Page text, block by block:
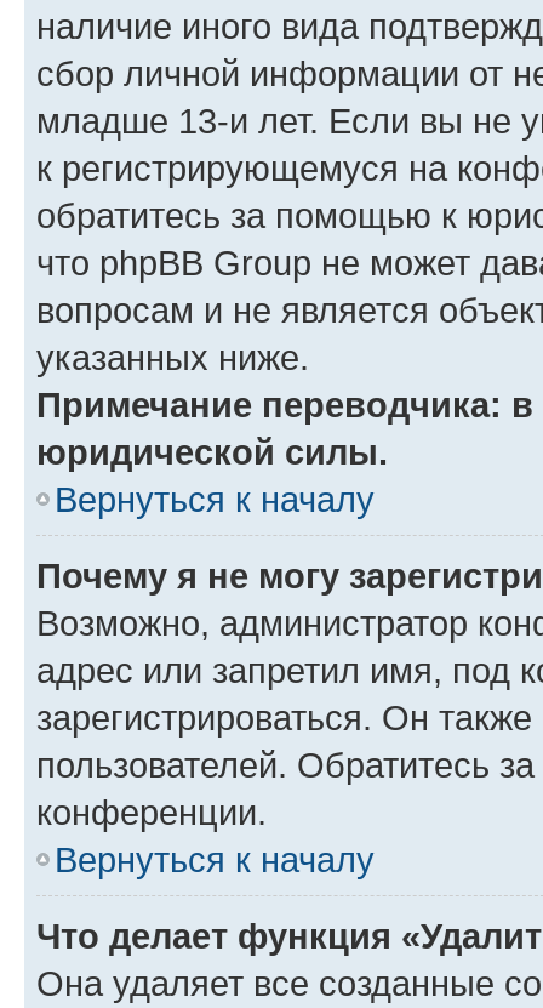
наличие иного вида
сбор личной информации от
младше 13-и лет. Если вы не
к регистрирующемуся на
обратитесь за помощью к
что phpBB Group не может
вопросам и не является
указанных ниже.
Примечание переводчика:
юридической силы.
Вернуться к началу
Почему я не могу
Возможно, администратор
адрес или запретил имя, под
зарегистрироваться. Он
пользователей. Обратитесь
конференции.
Вернуться к началу
Что делает функция
Она удаляет все созданные